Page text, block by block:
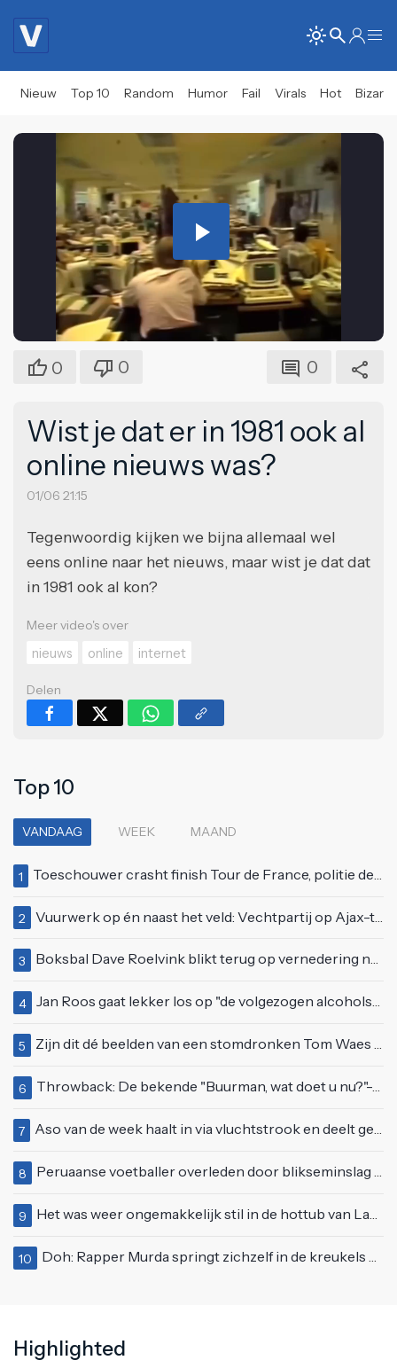
Nieuw Top 10 Random Humor Fail Virals Hot Bizar
Play
Video
0 0 0
Wist je dat er in 1981 ook al
online nieuws was?
01/06 21:15
Tegenwoordig kijken we bijna allemaal wel
eens online naar het nieuws, maar wist je dat dat
in 1981 ook al kon?
Meer video's over
nieuws
online internet
Delen
Top 10
VANDAAG WEEK MAAND
1 Toeschouwer crasht finish Tour de France, politie deelt bodycheck uit
2 Vuurwerk op én naast het veld: Vechtpartij op Ajax-tribune tussen supporters en stewards
3 Boksbal Dave Roelvink blikt terug op vernedering na z'n gevecht met Melvin Manhoef
4 Jan Roos gaat lekker los op "de volgezogen alcoholspons" Robert Jensen
5 Zijn dit dé beelden van een stomdronken Tom Waes vlak voordat hij in z'n auto stapte?
6 Throwback: De bekende "Buurman, wat doet u nu?"-scène uit Flodder met Tatjana Šimić
7 Aso van de week haalt in via vluchtstrook en deelt gevaarlijke brake check uit
8 Peruaanse voetballer overleden door blikseminslag tijdens wedstrijd, vijf anderen gewond
9 Het was weer ongemakkelijk stil in de hottub van Lang Leve de Liefde
10 Doh: Rapper Murda springt zichzelf in de kreukels op het Moonstar Festival
Highlighted